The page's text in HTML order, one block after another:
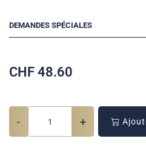
DEMANDES SPÉCIALES
CHF 48.60
- +